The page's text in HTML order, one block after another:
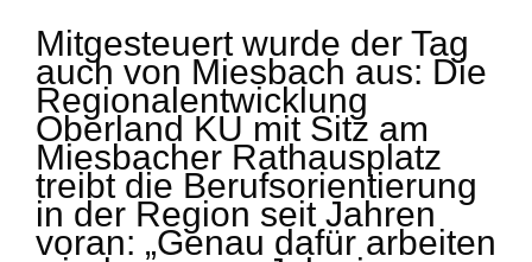
Mitgesteuert wurde der Tag
auch von Miesbach aus: Die
Regionalentwicklung
Oberland KU mit Sitz am
Miesbacher Rathausplatz
treibt die Berufsorientierung
in der Region seit Jahren
voran: „Genau dafür arbeiten